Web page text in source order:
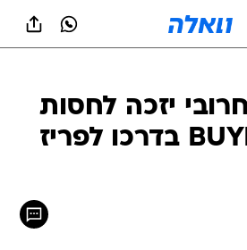
יזכה לחסות
מחברת BUYME בדרכו לפריז